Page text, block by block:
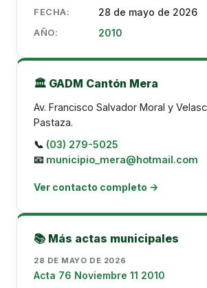
FECHA: 28 de mayo de 2026
AÑO: 2010
🏛️ GADM Cantón Mera
Av. Francisco Salvador Moral y
Pastaza.
📞 (03) 279-5025
📧 municipio_mera@hotmail.com
Ver contacto completo →
📚 Más actas municipales
28 DE MAYO DE 2026
Acta 76 Noviembre 11 2010